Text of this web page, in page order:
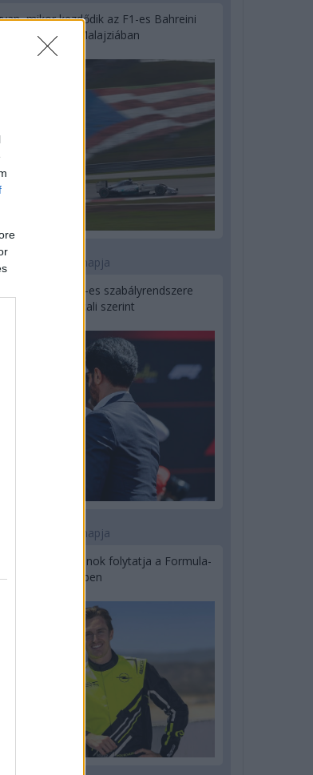
mikor kezdődik az F1-es Bahreini
Nagydíj Malajziában
2 napja
lehet a jövő F1-es szabályrendszere
Domenicali szerint
2 napja
korábbi F2-es bajnok folytatja a Formula-
E-ben